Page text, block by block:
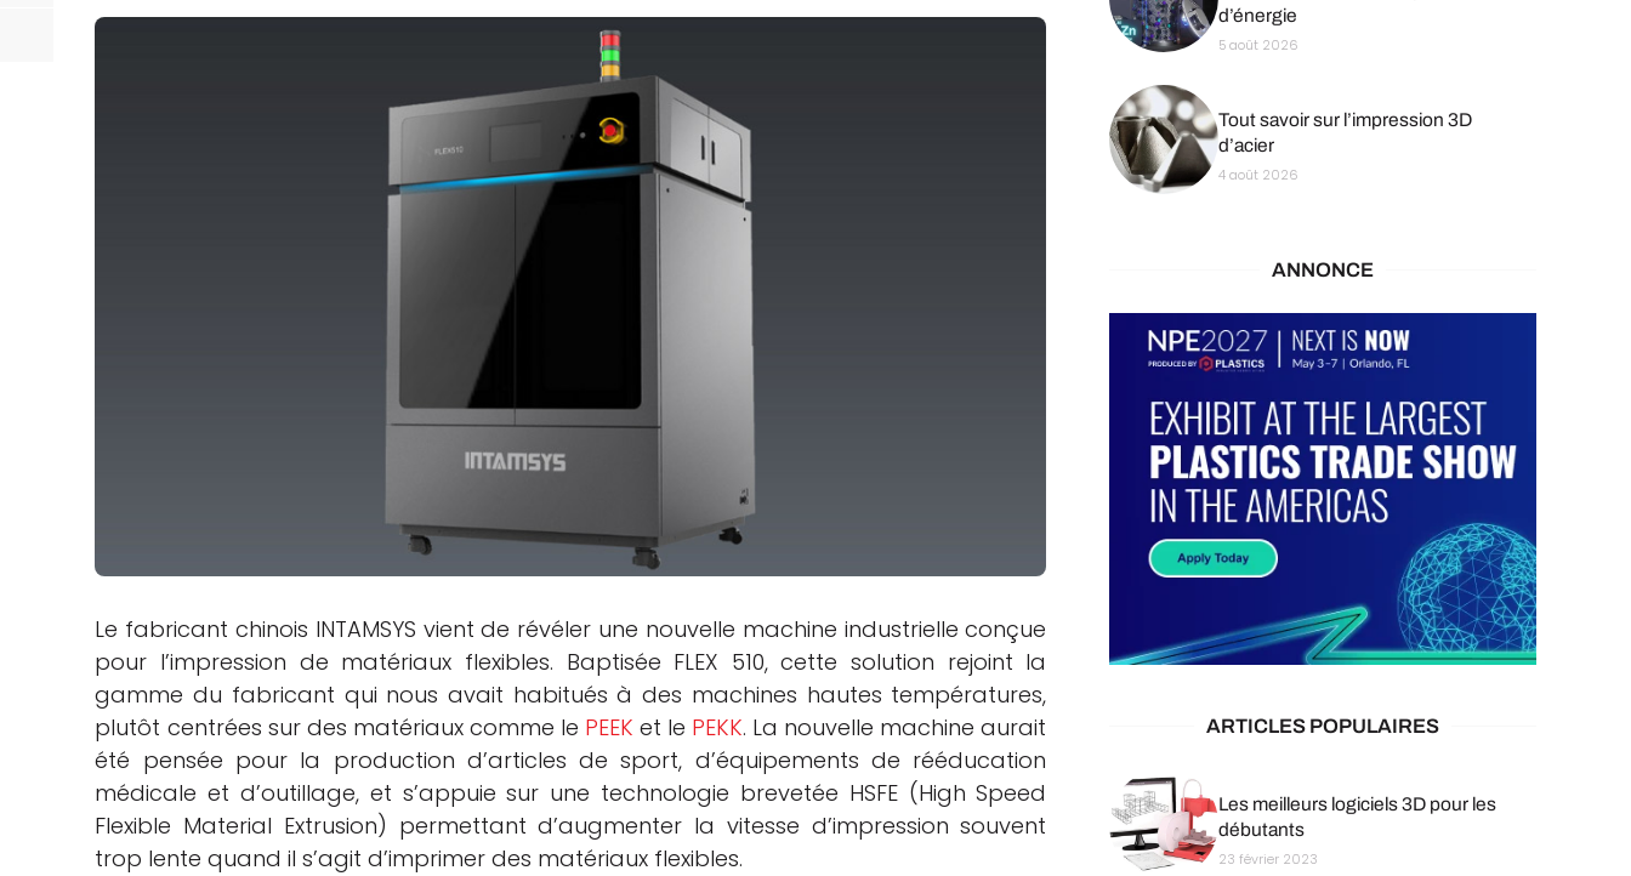
Logiciels 3D
Matériaux
Scanners 3D
Vidéos
Le fabricant chinois INTAMSYS vient de révéler une nouvelle machine industrielle conçue
pour l’impression de matériaux flexibles. Baptisée FLEX 510, cette solution rejoint la
gamme du fabricant qui nous avait habitués à des machines hautes températures,
plutôt centrées sur des matériaux comme le PEEK et le PEKK. La nouvelle machine aurait
été pensée pour la production d’articles de sport, d’équipements de rééducation
médicale et d’outillage, et s’appuie sur une technologie brevetée HSFE (High Speed
Flexible Material Extrusion) permettant d’augmenter la vitesse d’impression souvent
trop lente quand il s’agit d’imprimer des matériaux flexibles.
d’énergie
5 août 2026
Tout savoir sur l’impression 3D
d’acier
4 août 2026
ANNONCE
ARTICLES POPULAIRES
Les meilleurs logiciels 3D pour les
débutants
23 février 2023